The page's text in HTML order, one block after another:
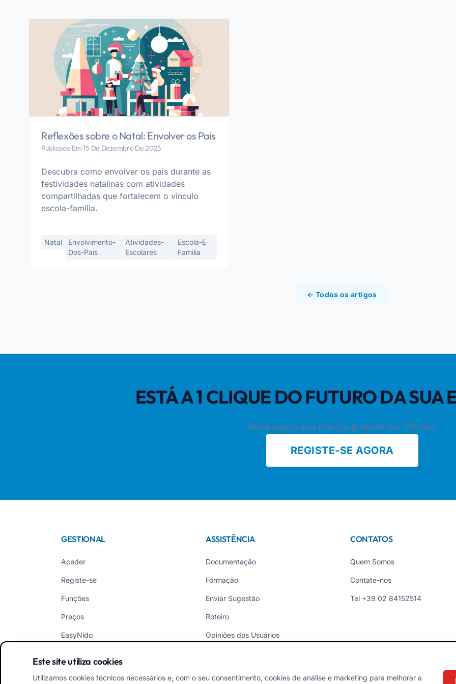
Reflexões sobre o Natal: Envolver os Pais
Publicado Em 15 De Dezembro De 2025
Descubra como envolver os pais durante as
festividades natalinas com atividades
compartilhadas que fortalecem o vínculo
escola-família.
Natal
Envolvimento-
Dos-Pais
Atividades-
Escolares
Escola-E-
Familia
← Todos os artigos
ESTÁ A 1 CLIQUE DO FUTURO DA SUA
Ative agora sua licença gratuita por 30 dias
REGISTE-SE AGORA
GESTIONAL
Aceder
Registe-se
Funções
Preços
EasyNido
ASSISTÊNCIA
Documentação
Formação
Enviar Sugestão
Roteiro
Opiniões dos Usuários
CONTATOS
Quem Somos
Contate-nos
Tel +39 02 84152514
Este site utiliza cookies
Utilizamos cookies técnicos necessários e, com o seu consentimento, cookies de análise e marketing para melhorar a